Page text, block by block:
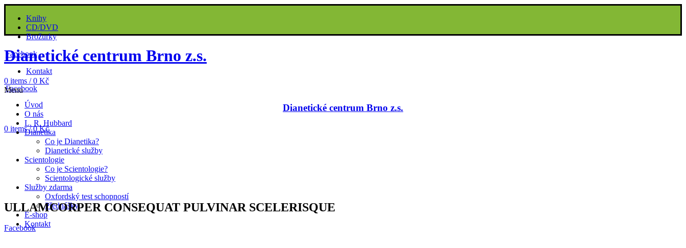
Knihy
CD/DVD
Brožurky
Facebook
Kontakt
Facebook
Dianetické centrum Brno z.s.
0 items / 0 Kč
Menu
Dianetické centrum Brno z.s.
0 items / 0Kč
Úvod
O nás
L. R. Hubbard
Dianetika
Co je Dianetika?
Dianetické služby
Scientologie
Co je Scientologie?
Scientologické služby
Služby zdarma
Oxfordský test schopností
Přednášky
E-shop
Kontakt
ULLAMCORPER CONSEQUAT PULVINAR SCELERISQUE
Facebook